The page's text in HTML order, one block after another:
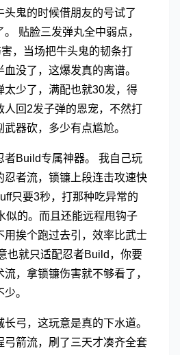
头鬼的时候借朋友的号试了
贴脸三发弹丸全中弱点，
，当场把牛头鬼的韧条打
没了，这爆发真的离谱。
太少了，满配也就30发，得
人回2发子弹的恩宠，不然打
器砍，多少有点尴尬。
者Build专属神器。 我自己玩
忍者流，锁镰上段连击攻速快
只要3秒，打那种吃异常的
似的。而且还能远程甩钩子
用挨个跑过去引，效率比武士
也就只适配忍者Build，你要
，拿锁镰伤害就不够看了，
。
弓，这玩意是真的下水道。
弓箭流，刷了三天才凑齐全套